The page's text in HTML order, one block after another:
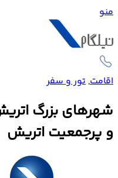
منو
اقامت, تور و سفر
و پرجمعیت اتریش